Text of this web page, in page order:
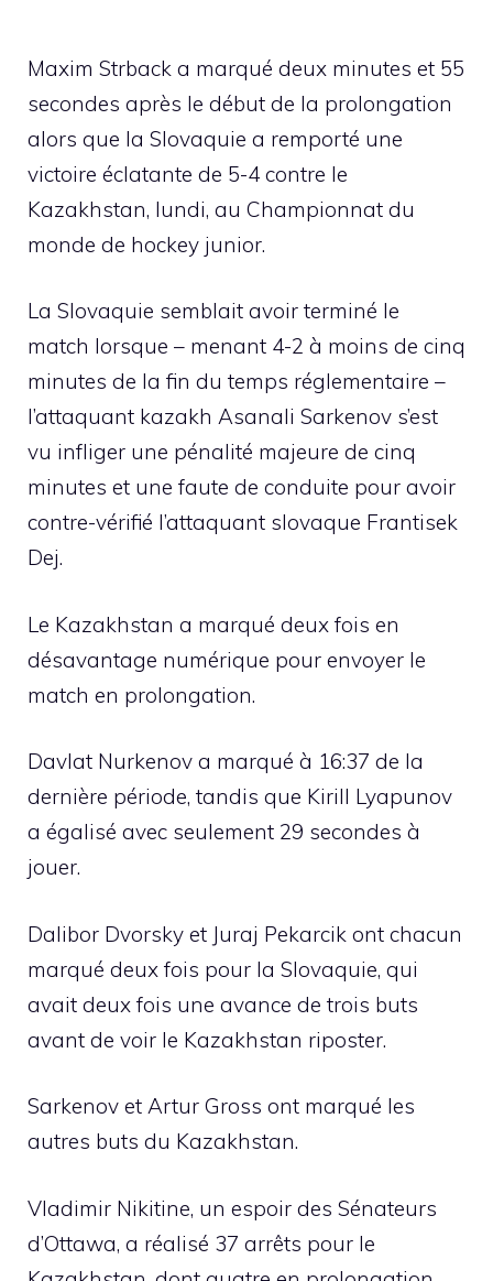
Maxim Strback a marqué deux minutes et 55
secondes après le début de la prolongation
alors que la Slovaquie a remporté une
victoire éclatante de 5-4 contre le
Kazakhstan, lundi, au Championnat du
monde de hockey junior.
La Slovaquie semblait avoir terminé le
match lorsque – menant 4-2 à moins de cinq
minutes de la fin du temps réglementaire –
l’attaquant kazakh Asanali Sarkenov s’est
vu infliger une pénalité majeure de cinq
minutes et une faute de conduite pour avoir
contre-vérifié l’attaquant slovaque Frantisek
Dej.
Le Kazakhstan a marqué deux fois en
désavantage numérique pour envoyer le
match en prolongation.
Davlat Nurkenov a marqué à 16:37 de la
dernière période, tandis que Kirill Lyapunov
a égalisé avec seulement 29 secondes à
jouer.
Dalibor Dvorsky et Juraj Pekarcik ont ​​chacun
marqué deux fois pour la Slovaquie, qui
avait deux fois une avance de trois buts
avant de voir le Kazakhstan riposter.
Sarkenov et Artur Gross ont marqué les
autres buts du Kazakhstan.
Vladimir Nikitine, un espoir des Sénateurs
d’Ottawa, a réalisé 37 arrêts pour le